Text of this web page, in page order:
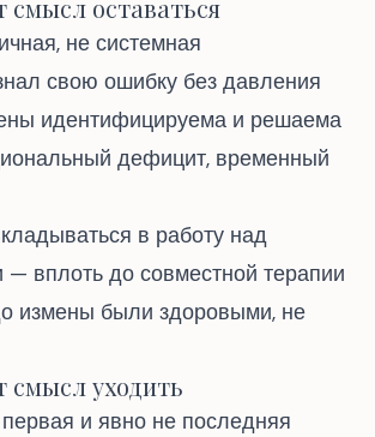
смысл оставаться
не системная
свою ошибку без давления
идентифицируема и решаема
дефицит, временный
в работу над
вплоть до совместной терапии
измены были здоровыми, не
смысл уходить
и явно не последняя